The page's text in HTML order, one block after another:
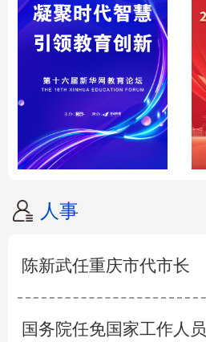
人事
陈新武任重庆市代市长
国务院任免国家工作人员